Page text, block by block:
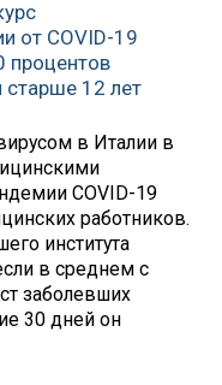
от COVID-19
процентов
старше 12 лет
в Италии в
COVID-19
работников.
института
в среднем с
заболевших
30 дней он